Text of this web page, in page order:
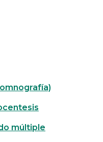
múltiple